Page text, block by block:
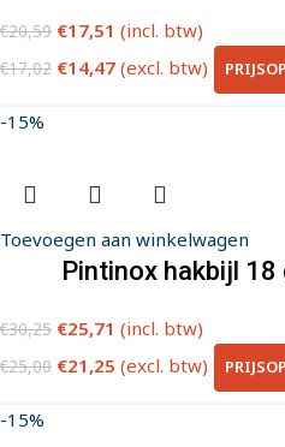
€20,59 €17,51 (incl. btw)
€17,02 €14,47 (excl. btw)
-15%
Toevoegen aan winkelwagen
Pintinox hakbijl
€30,25 €25,71 (incl. btw)
€25,00 €21,25 (excl. btw)
-15%